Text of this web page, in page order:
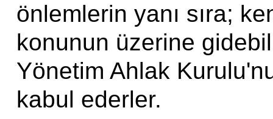
önlemlerin yanı sıra;
konunun üzerine
Yönetim Ahlak
kabul ederler.